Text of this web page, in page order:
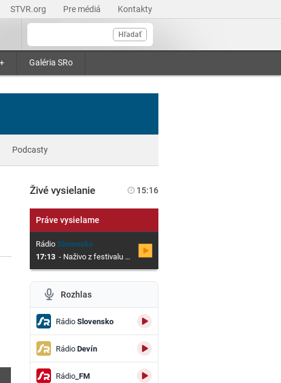
STVR.org Pre médiá Kontakty
Hľadať
Galéria SRo
Podcasty
Živé vysielanie 15:16
Práve vysielame
RádioSlovensko
17:13 - Naživo z festivalu Lovestream
Rozhlas
RádioSlovensko
RádioDevín
Rádio_FM